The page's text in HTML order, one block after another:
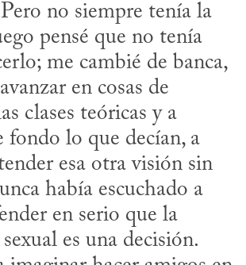
no siempre tenía la
pensé que no tenía
me cambié de banca,
en cosas de
clases teóricas y a
fondo lo que decían, a
esa otra visión sin
había escuchado a
en serio que la
es una decisión.